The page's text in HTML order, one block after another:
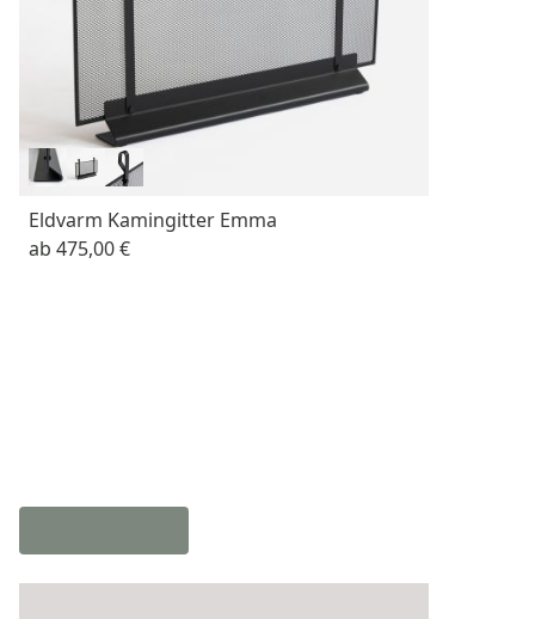
Eldvarm Kamingitter Emma
ab 475,00 €